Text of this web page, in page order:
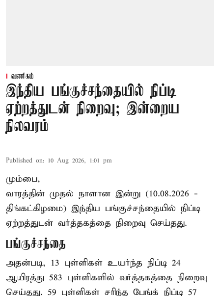
வணிகம்
இந்திய பங்குச்சந்தையில் நிப்டி
ஏற்றத்துடன் நிறைவு; இன்றைய
நிலவரம்
Published on: 10 Aug 2026, 1:01 pm
மும்பை,
வாரத்தின் முதல் நாளான இன்று (10.08.2026 -
திங்கட்கிழமை) இந்திய பங்குச்சந்தையில் நிப்டி
ஏற்றத்துடன் வர்த்தகத்தை நிறைவு செய்தது.
பங்குச்சந்தை
அதன்படி, 13 புள்ளிகள் உயர்ந்த நிப்டி 24
ஆயிரத்து 583 புள்ளிகளில் வர்த்தகத்தை நிறைவு
செய்தது. 59 புள்ளிகள் சரிந்த பேங்க் நிப்டி 57